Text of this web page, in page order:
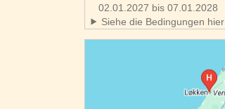
02.01.2027 bis 07.01.2028
Siehe die Bedingungen hier